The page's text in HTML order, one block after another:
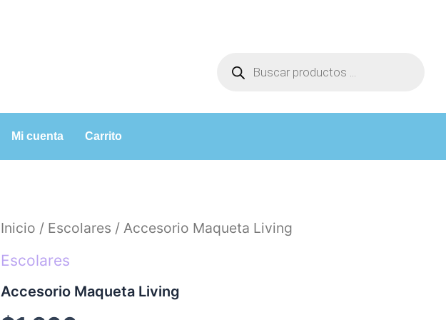
productos
Mi cuenta Carrito
Inicio / Escolares / Accesorio Maqueta Living
Escolares
Accesorio Maqueta Living
Accesorio
Maqueta
Living
cantidad